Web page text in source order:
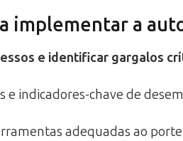
implementar a
e identificar gargalos
e indicadores-chave de
adequadas ao